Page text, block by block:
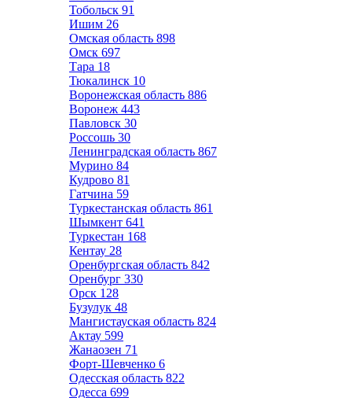
Тобольск 91
Ишим 26
Омская область 898
Омск 697
Тара 18
Тюкалинск 10
Воронежская область 886
Воронеж 443
Павловск 30
Россошь 30
Ленинградская область 867
Мурино 84
Кудрово 81
Гатчина 59
Туркестанская область 861
Шымкент 641
Туркестан 168
Кентау 28
Оренбургская область 842
Оренбург 330
Орск 128
Бузулук 48
Мангистауская область 824
Актау 599
Жанаозен 71
Форт-Шевченко 6
Одесская область 822
Одесса 699